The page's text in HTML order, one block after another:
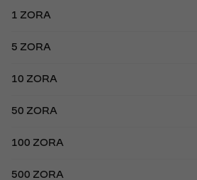
1 ZORA
5 ZORA
10 ZORA
50 ZORA
100 ZORA
500 ZORA